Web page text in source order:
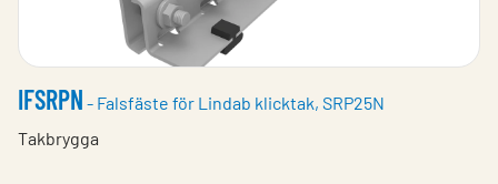
IFSRPN - Falsfäste för Lindab klicktak, SRP25N
Takbrygga